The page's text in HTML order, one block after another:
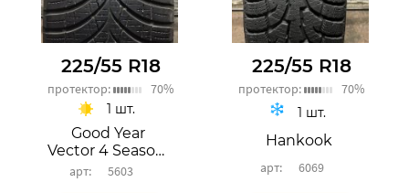
225/55 R18
протектор: 70%
Good Year
Vector 4 Seasons
5603
1 шт.
225/55 R18
протектор: 70%
Hankook
6069
1 шт.